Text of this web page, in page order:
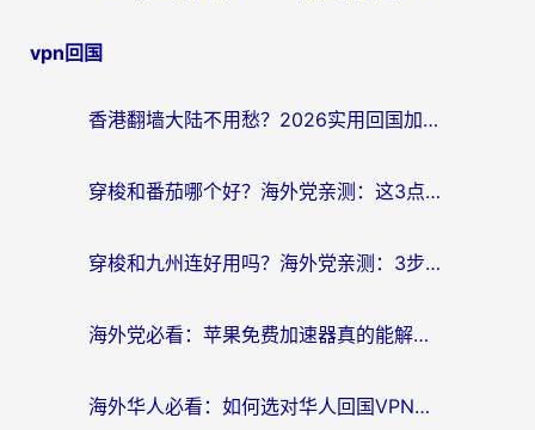
导
vpn回国
香港翻墙大陆不用愁？2026实用回国加速器指南：从选到用一步到位
穿梭和番茄哪个好？海外党亲测：这3点帮你选对回国加速器
穿梭和九州连好用吗？海外党亲测：3步选对回国加速器，无缝刷国内剧玩国服
海外党必看：苹果免费加速器真的能解决回国访问难题吗？附实测对比与全平台方案
海外华人必看：如何选对华人回国VPN，无缝刷国内剧、玩手游？